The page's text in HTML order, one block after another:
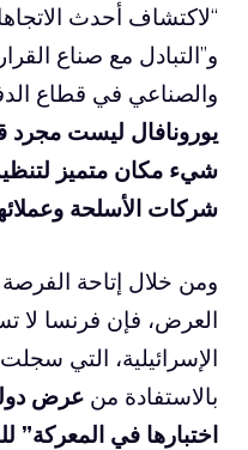
“لاكتشاف أحدث
و”التبادل مع صناع
والصناعي في قطاع
يورونافال ليست مجرد
شيء مكان متميز
شركات الأسلحة
ومن خلال إتاحة
العرض، فإن فرنسا لا
الإسرائيلية، التي
بالاستفادة من عرض
اختبارها في المعركة”